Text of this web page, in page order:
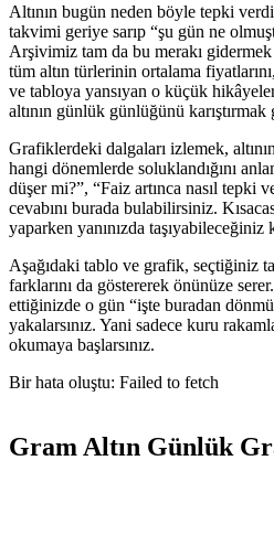
Altının bugün neden böyle tepki
takvimi geriye sarıp “şu gün ne
Arşivimiz tam da bu merakı
tüm altın türlerinin ortalama
ve tabloya yansıyan o küçük
altının günlük günlüğünü karıştırmak
Grafiklerdeki dalgaları izlemek,
hangi dönemlerde soluklandığını
düşer mi?”, “Faiz artınca nasıl tepki
cevabını burada bulabilirsiniz.
yaparken yanınızda taşıyabileceğiniz
Aşağıdaki tablo ve grafik, seçtiğiniz
farklarını da göstererek önünüze
ettiğinizde o gün “işte buradan
yakalarsınız. Yani sadece kuru
okumaya başlarsınız.
Bir hata oluştu: Failed to fetch
Gram Altın Günlük